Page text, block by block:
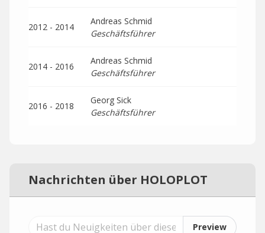
2012 - 2014
Andreas Schmid
Geschäftsführer
2014 - 2016
Andreas Schmid
Geschäftsführer
2016 - 2018
Georg Sick
Geschäftsführer
Nachrichten über HOLOPLOT
Preview